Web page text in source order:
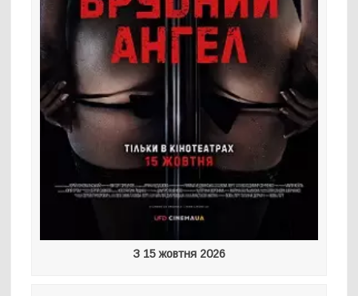
З 15 жовтня 2026